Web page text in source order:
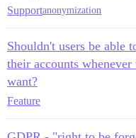
Supportanonymization
Shouldn't users be able
their accounts whenever
want?
Feature